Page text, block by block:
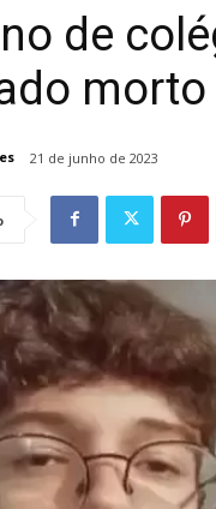
de
21 de junho de 2023